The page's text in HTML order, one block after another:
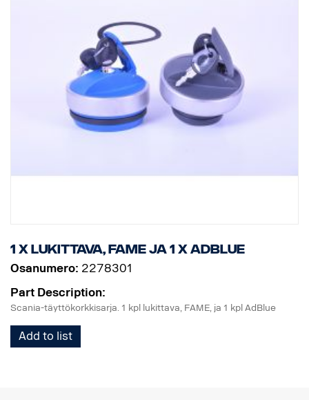
1 x lukittava, FAME ja 1 x AdBlue
Osanumero: 2278301
Part Description:
Scania-täyttökorkkisarja. 1 kpl lukittava, FAME, ja 1 kpl AdBlue
Add to list